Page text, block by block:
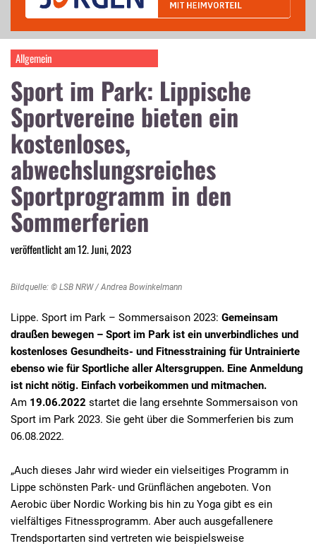
Allgemein
Sport im Park: Lippische
Sportvereine bieten ein
kostenloses,
abwechslungsreiches
Sportprogramm in den
Sommerferien
veröffentlicht am 12. Juni, 2023
Bildquelle: © LSB NRW / Andrea Bowinkelmann
Lippe. Sport im Park – Sommersaison 2023: Gemeinsam
draußen bewegen – Sport im Park ist ein unverbindliches und
kostenloses Gesundheits- und Fitnesstraining für Untrainierte
ebenso wie für Sportliche aller Altersgruppen. Eine Anmeldung
ist nicht nötig. Einfach vorbeikommen und mitmachen.
Am 19.06.2022 startet die lang ersehnte Sommersaison von
Sport im Park 2023. Sie geht über die Sommerferien bis zum
06.08.2022.
„Auch dieses Jahr wird wieder ein vielseitiges Programm in
Lippe schönsten Park- und Grünflächen angeboten. Von
Aerobic über Nordic Working bis hin zu Yoga gibt es ein
vielfältiges Fitnessprogramm. Aber auch ausgefallenere
Trendsportarten sind vertreten wie beispielsweise